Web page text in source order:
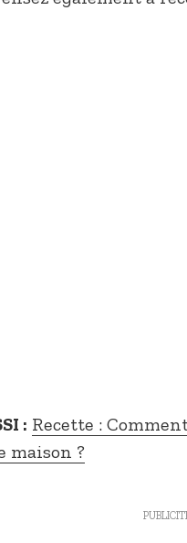
: Recette :
maison ?